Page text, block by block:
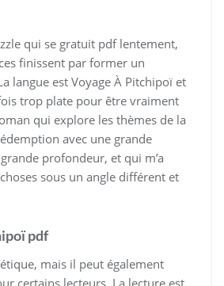
qui se gratuit pdf lentement,
finissent par former un
langue est Voyage À Pitchipoï et
trop plate pour être vraiment
qui explore les thèmes de la
avec une grande
profondeur, et qui m’a
sous un angle différent et
pdf
mais il peut également
certains lecteurs. La lecture est